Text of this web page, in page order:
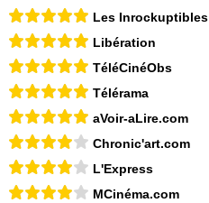
Les Inrockuptibles
Libération
TéléCinéObs
Télérama
aVoir-aLire.com
Chronic'art.com
L'Express
MCinéma.com